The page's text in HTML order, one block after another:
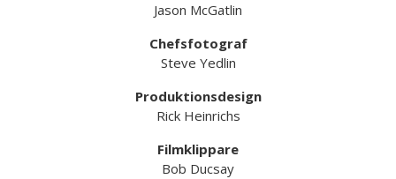
Jason McGatlin
Chefsfotograf
Steve Yedlin
Produktionsdesign
Rick Heinrichs
Filmklippare
Bob Ducsay